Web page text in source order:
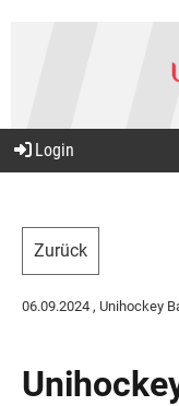
Login
Zurück
06.09.2024 , Unihockey